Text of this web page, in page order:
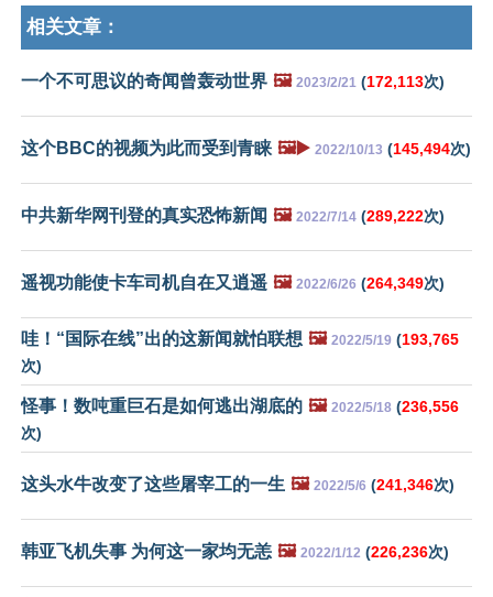
相关文章：
一个不可思议的奇闻曾轰动世界 🖼️ 2023/2/21 (172,113次)
这个BBC的视频为此而受到青睐 🖼️▶️ 2022/10/13 (145,494次)
中共新华网刊登的真实恐怖新闻 🖼️ 2022/7/14 (289,222次)
遥视功能使卡车司机自在又逍遥 🖼️ 2022/6/26 (264,349次)
哇！“国际在线”出的这新闻就怕联想 🖼️ 2022/5/19 (193,765
次)
怪事！数吨重巨石是如何逃出湖底的 🖼️ 2022/5/18 (236,556
次)
这头水牛改变了这些屠宰工的一生 🖼️ 2022/5/6 (241,346次)
韩亚飞机失事 为何这一家均无恙 🖼️ 2022/1/12 (226,236次)